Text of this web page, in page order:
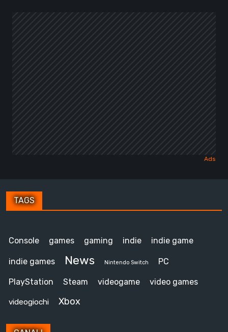
TAGS
Console games gaming indie indie game
indie games News Nintendo Switch PC
PlayStation Steam videogame video games
videogiochi Xbox